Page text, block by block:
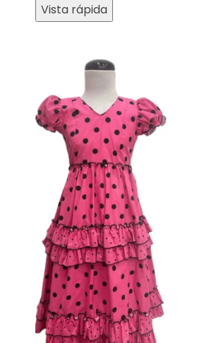
Vista rápida